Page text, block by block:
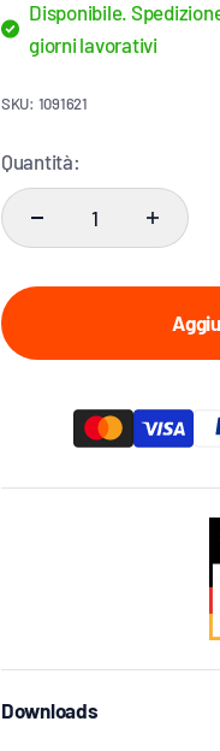
Disponibile.
giorni lavorativi
SKU: 1091621
Quantità:
Downloads